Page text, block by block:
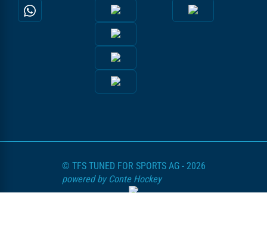
© TFS TUNED FOR SPORTS AG - 2026
powered by Conte Hockey